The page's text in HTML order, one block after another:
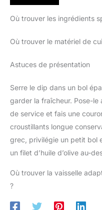
Où trouver les ingrédients
Où trouver le matériel de
Astuces de présentation
Serre le dip dans un bol
garder la fraîcheur. Pose-le
de service et fais une
croustillants longue
grec, privilégie un petit bol
un filet d’huile d’olive au-
Où trouver la vaisselle
?